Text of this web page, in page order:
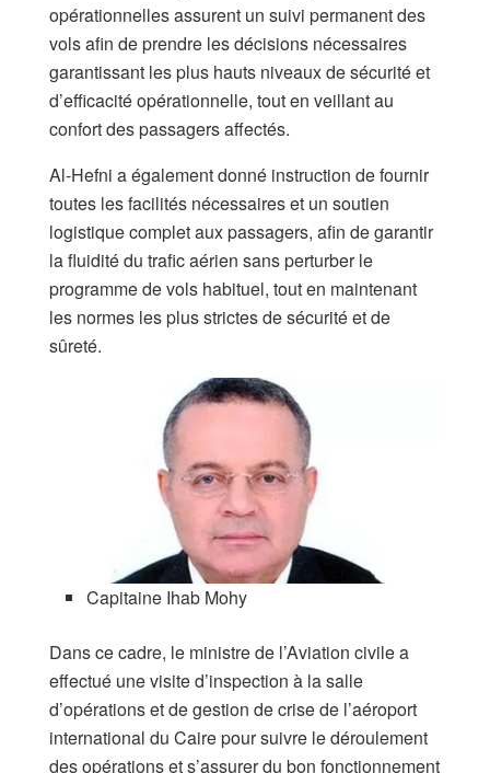
opérationnelles assurent un suivi permanent des
vols afin de prendre les décisions nécessaires
garantissant les plus hauts niveaux de sécurité et
d’efficacité opérationnelle, tout en veillant au
confort des passagers affectés.
Al-Hefni a également donné instruction de fournir
toutes les facilités nécessaires et un soutien
logistique complet aux passagers, afin de garantir
la fluidité du trafic aérien sans perturber le
programme de vols habituel, tout en maintenant
les normes les plus strictes de sécurité et de
sûreté.
Capitaine Ihab Mohy
Dans ce cadre, le ministre de l’Aviation civile a
effectué une visite d’inspection à la salle
d’opérations et de gestion de crise de l’aéroport
international du Caire pour suivre le déroulement
des opérations et s’assurer du bon fonctionnement